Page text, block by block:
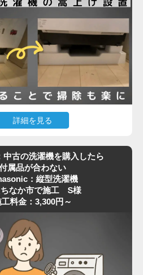
が本体と干渉してしまい、奥まで
とのことでした。
干渉の原因が水栓の出っ張りであ
こで、出幅の少ない「壁ピタ水
とで、洗濯機がすっきり収まるス
した。その後、洗濯機を慎重に搬
・排水ホースの接続、動作確認ま
工料金は13,780円～で、機器の扱
もしっかりサポートしています。
「置くだけ」では済まない場合も
た配管や水栓の干渉が障害になる
設置でお困りの際は、ぜひ専門業
い。プロの目線で、的確な対応を
。
詳細を見る
には、洗濯機を嵩上げしないとい
社から案内されたものの、「洗濯
上げられない」というお悩みで、
依頼いただいたK様の施工事例を
は、Panasonicのドラム式洗濯
と比べて本体が非常に重く、ご自
り付けるのは現実的ではありませ
は、専用の工具で熟練のスタッフ
中古の洗濯機を購入したら
属品が合わない
：縦型洗濯機
なか市で施工 S様
料金：3,300円～